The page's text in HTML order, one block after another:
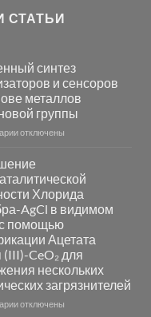
СТАТЬИ
синтез
и сенсоров
металлов
группы
к
синтез
катализаторов
и
сенсоров
на
основе
металлов
платиновой
группы
отключены
Хлорида
AgCl в видимом
помощью
Ацетата
CeO₂ для
нескольких
загрязнителей
котключены